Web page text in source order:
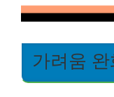
가려움